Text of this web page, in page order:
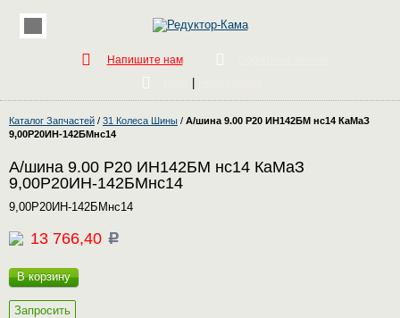
Напишите нам
Каталог Запчастей / 31 Колеса Шины / А/шина 9.00 Р20 ИН142БМ нс14 КаМаЗ
9,00Р20ИН-142БМнс14
А/шина 9.00 Р20 ИН142БМ нс14 КаМаЗ
9,00Р20ИН-142БМнс14
9,00Р20ИН-142БМнс14
13 766,40 c
В корзину
Запросить